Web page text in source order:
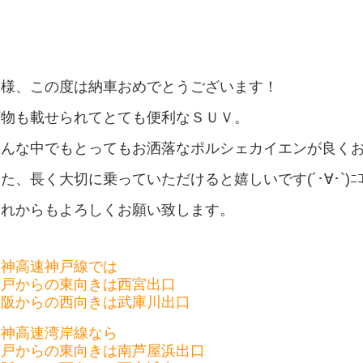
、この度は納車おめでとうございます！
も載せられてとても便利なＳＵＶ。
な中でもとってもお洒落なポルシェカイエンが良く
、長く大切に乗っていただけると嬉しいです(´･∀･`)ﾆ
からもよろしくお願い致します。
高速神戸線では
からの東向きは西宮出口
からの西向きは武庫川出口
高速湾岸線なら
からの東向きは南芦屋浜出口